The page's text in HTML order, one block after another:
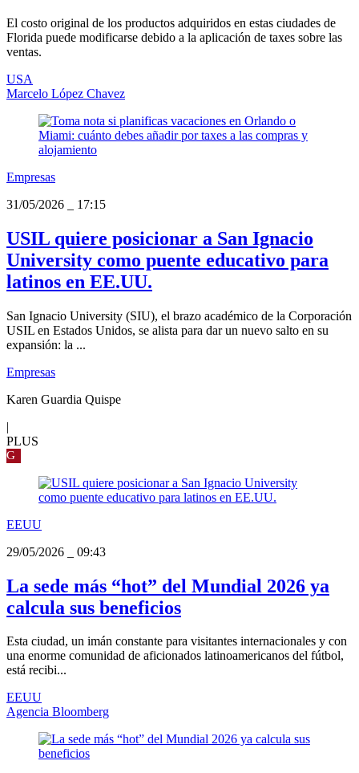
El costo original de los productos adquiridos en estas ciudades de
Florida puede modificarse debido a la aplicación de taxes sobre las
ventas.
USA
Marcelo López Chavez
Empresas
31/05/2026
17:15
USIL quiere posicionar a San Ignacio
University como puente educativo para
latinos en EE.UU.
San Ignacio University (SIU), el brazo académico de la Corporación
USIL en Estados Unidos, se alista para dar un nuevo salto en su
expansión: la ...
Empresas
Karen Guardia Quispe
|
PLUS
G
EEUU
29/05/2026
09:43
La sede más “hot” del Mundial 2026 ya
calcula sus beneficios
Esta ciudad, un imán constante para visitantes internacionales y con
una enorme comunidad de aficionados latinoamericanos del fútbol,
está recibi...
EEUU
Agencia Bloomberg